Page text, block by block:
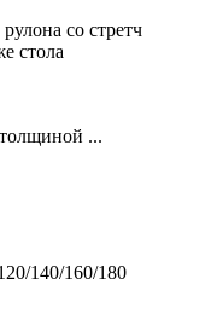
со стретч
стола
...
140/160/180